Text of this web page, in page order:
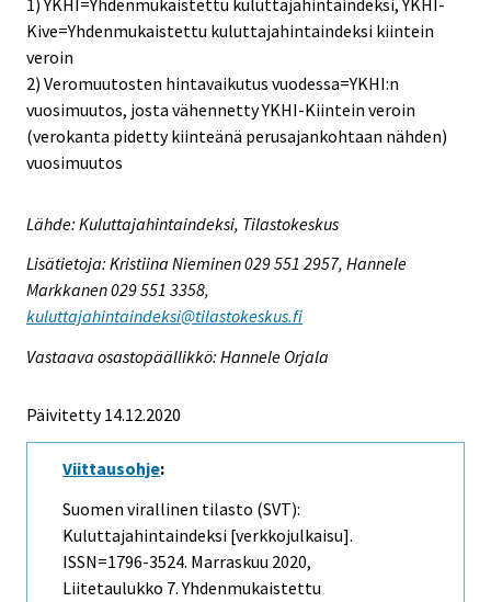
Kive=Yhdenmukaistettu kuluttajahintaindeksi kiintein
veroin
2) Veromuutosten hintavaikutus vuodessa=YKHI:n
vuosimuutos, josta vähennetty YKHI-Kiintein veroin
(verokanta pidetty kiinteänä perusajankohtaan nähden)
vuosimuutos
Lähde: Kuluttajahintaindeksi, Tilastokeskus
Lisätietoja: Kristiina Nieminen 029 551 2957, Hannele
Markkanen 029 551 3358,
kuluttajahintaindeksi@tilastokeskus.fi
Vastaava osastopäällikkö: Hannele Orjala
Päivitetty 14.12.2020
Viittausohje:
Suomen virallinen tilasto (SVT):
Kuluttajahintaindeksi [verkkojulkaisu].
ISSN=1796-3524. Marraskuu 2020,
Liitetaulukko 7. Yhdenmukaistettu